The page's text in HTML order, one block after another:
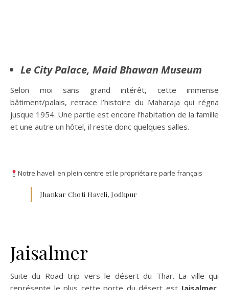
Le City Palace, Maid Bhawan Museum
Selon moi sans grand intérêt, cette immense
bâtiment/palais, retrace l’histoire du Maharaja qui régna
jusque 1954. Une partie est encore l’habitation de la famille
et une autre un hôtel, il reste donc quelques salles.
Notre haveli en plein centre et le propriétaire parle français
Jhankar Choti Haveli, Jodhpur
Jaisalmer
Suite du Road trip vers le désert du Thar. La ville qui